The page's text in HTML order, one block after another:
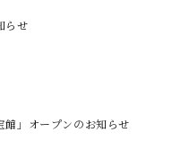
らせ
館」オープンのお知らせ